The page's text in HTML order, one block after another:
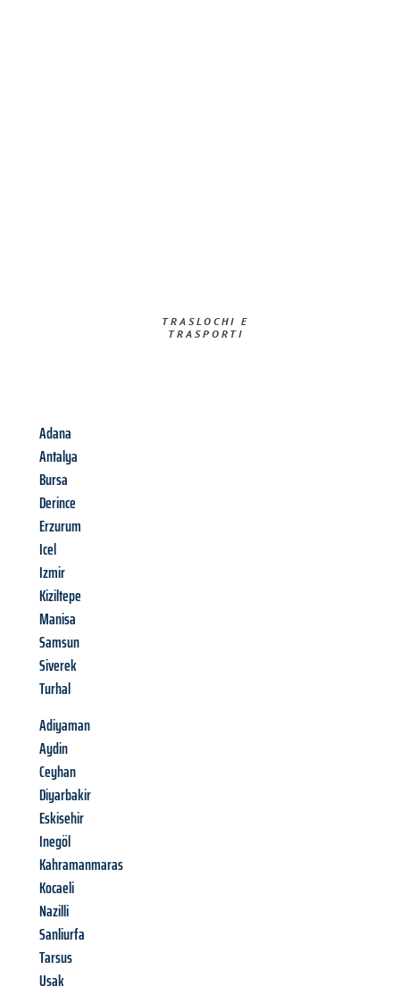
TRASLOCHI E
TRASPORTI​
Adana
Antalya
Bursa
Derince
Erzurum
Icel
Izmir
Kiziltepe
Manisa
Samsun
Siverek
Turhal
Adiyaman
Aydin
Ceyhan
Diyarbakir
Eskisehir
Inegöl
Kahramanmaras
Kocaeli
Nazilli
Sanliurfa
Tarsus
Usak